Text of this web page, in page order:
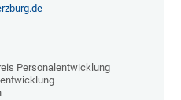
Personalentwicklung